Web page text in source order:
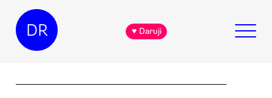
DR ♥ Daruji